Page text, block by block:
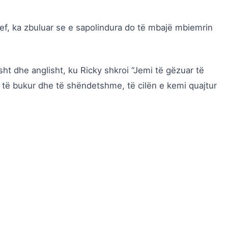
ka zbuluar se e sapolindura do të mbajë mbiemrin
dhe anglisht, ku Ricky shkroi “Jemi të gëzuar të
bukur dhe të shëndetshme, të cilën e kemi quajtur